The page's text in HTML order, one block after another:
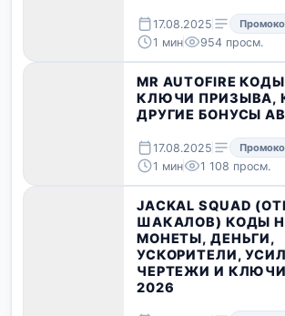
17.08.2025
1 мин
954 просм.
MR AUTOFIRE
КЛЮЧИ ПРИЗЫВА,
ДРУГИЕ БОНУСЫ
17.08.2025
1 мин
1 108 просм.
JACKAL SQUAD
ШАКАЛОВ) КОДЫ
МОНЕТЫ, ДЕНЬГИ,
УСКОРИТЕЛИ,
ЧЕРТЕЖИ И
2026